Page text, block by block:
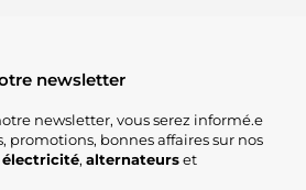
newsletter
newsletter, vous serez informé.e
promotions, bonnes affaires sur nos
électricité, alternateurset